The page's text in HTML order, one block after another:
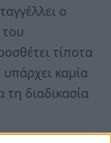
ο
τίποτα
καμία
τη διαδικασία